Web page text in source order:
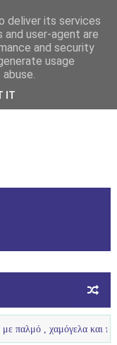
και πολύ νερό τα
deliver its services
and user-agent are
and security
usage
IT